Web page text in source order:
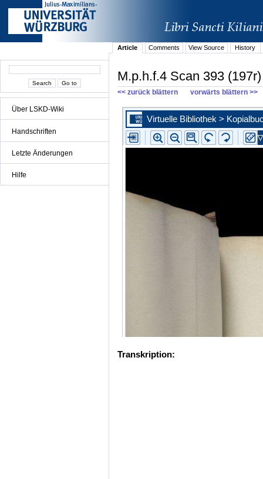
Über LSKD-Wiki
Handschriften
Letzte Änderungen
Hilfe
Article Comments View Source History
M.p.h.f.4 Scan 393 (197r)
<< zurück blättern vorwärts blättern >>
Transkription: